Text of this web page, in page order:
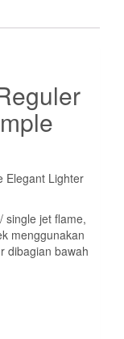
Elegant Lighter
single jet flame,
menggunakan
dibagian bawah